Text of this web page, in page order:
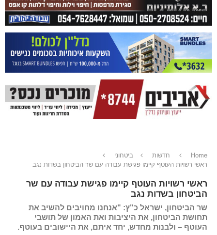
Home חדשות
ביטחוני
ראשי רשויות העוטף קיימו פגישת עבודה עם שר הביטחון בשדות נגב
ראשי רשויות העוטף קיימו פגישת עבודה עם שר
הביטחון בשדות נגב
שר הביטחון, ישראל כ"ץ: "אנחנו מחויבים להשיב את
תחושת הביטחון, את היציבות ואת האמון של תושבי
העוטף – ולבנות מחדש, יחד איתם, את היישובים בעוטף.